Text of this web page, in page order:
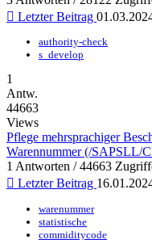
Letzter Beitrag
authority-check
s_develop
1
Antw.
44663
Views
Pflege mehrsprachiger
Warennummer (/SAPSLL/
1 Antworten / 44663
Letzter Beitrag
warenummer
statistische
commiditycode